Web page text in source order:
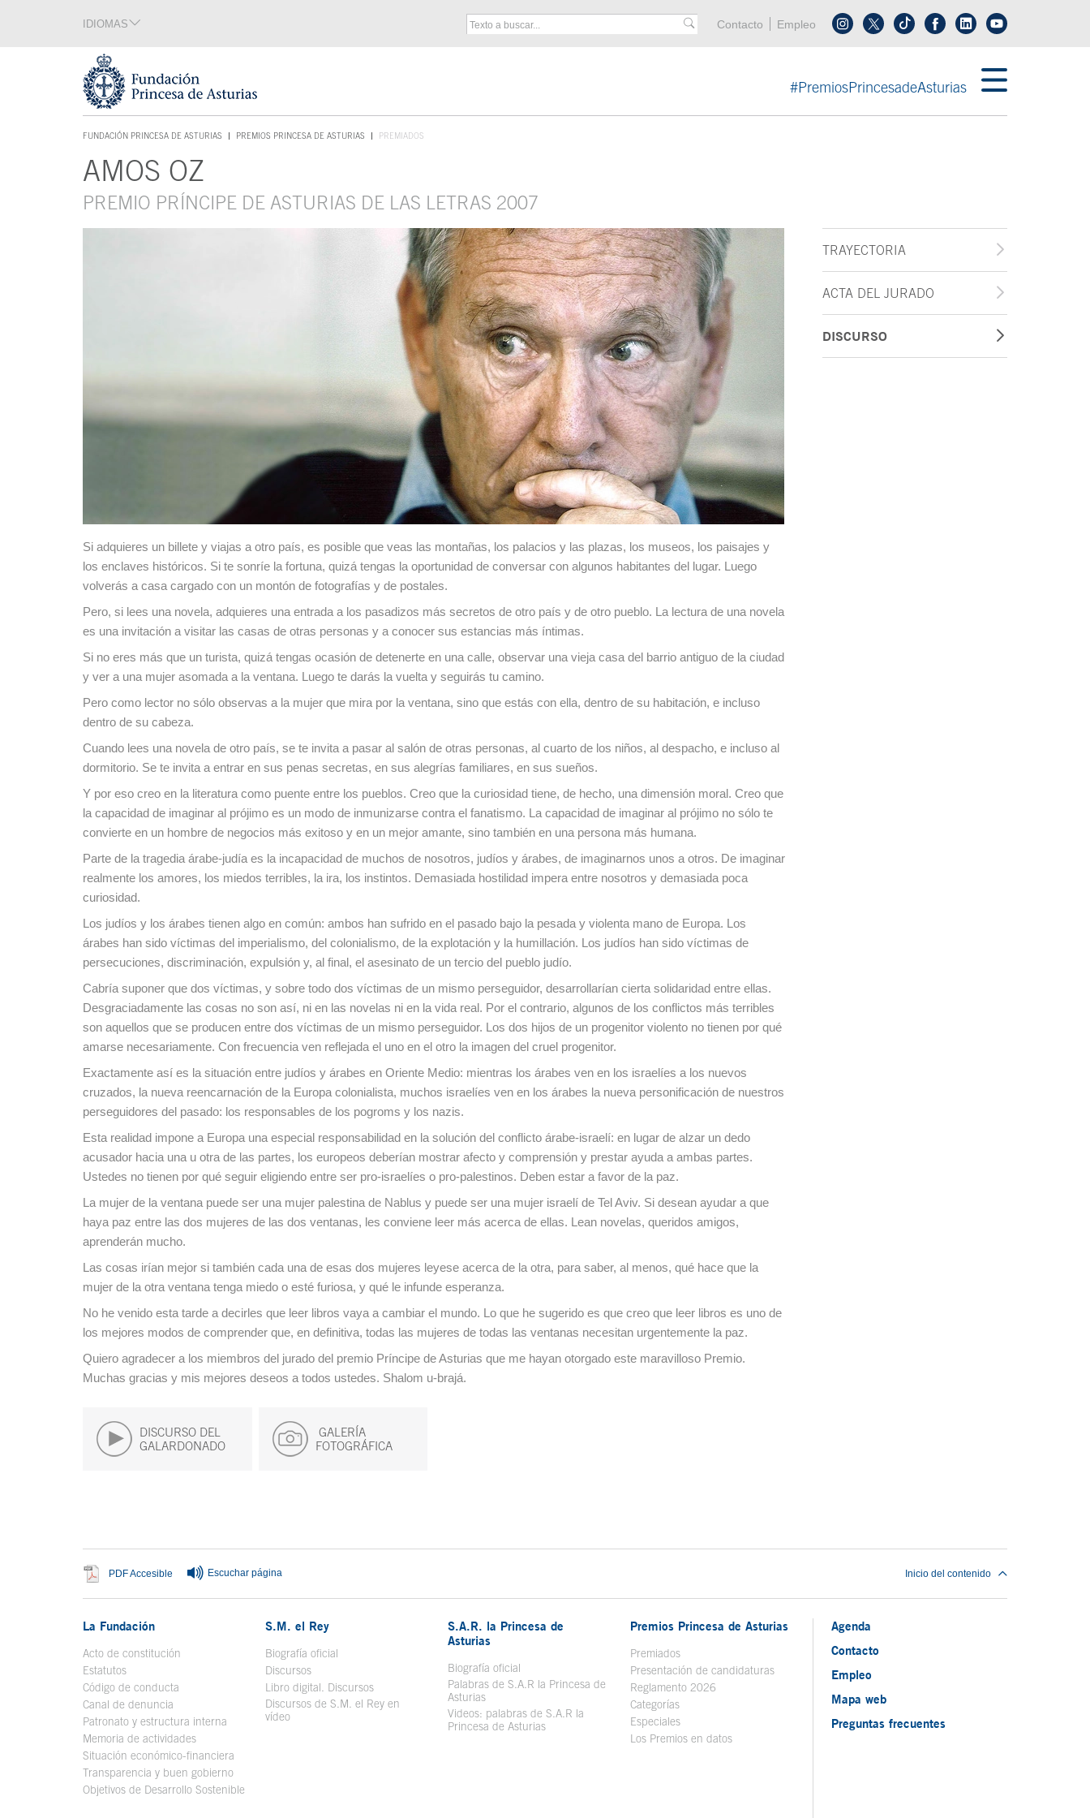
Tecla de acceso 1
IDIOMAS Menú cabecera
Contacto Empleo Síguenos en tiktokSíguenos en linkedin
#PremiosPrincesadeAsturias
FUNDACIÓN PRINCESA DE ASTURIAS
TECLA DE ACCESO 1
PREMIOS PRINCESA DE ASTURIAS PREMIADOS
Contenido principalAMOS OZ
PREMIO PRÍNCIPE DE ASTURIAS DE LAS LETRAS 2007
Si adquieres un billete y viajas a otro país, es posible que veas las montañas, los palacios y las plazas, los museos, los paisajes y
los enclaves históricos. Si te sonríe la fortuna, quizá tengas la oportunidad de conversar con algunos habitantes del lugar. Luego
volverás a casa cargado con un montón de fotografías y de postales.
Pero, si lees una novela, adquieres una entrada a los pasadizos más secretos de otro país y de otro pueblo. La lectura de una novela
es una invitación a visitar las casas de otras personas y a conocer sus estancias más íntimas.
Si no eres más que un turista, quizá tengas ocasión de detenerte en una calle, observar una vieja casa del barrio antiguo de la ciudad
y ver a una mujer asomada a la ventana. Luego te darás la vuelta y seguirás tu camino.
Pero como lector no sólo observas a la mujer que mira por la ventana, sino que estás con ella, dentro de su habitación, e incluso
dentro de su cabeza.
Cuando lees una novela de otro país, se te invita a pasar al salón de otras personas, al cuarto de los niños, al despacho, e incluso al
dormitorio. Se te invita a entrar en sus penas secretas, en sus alegrías familiares, en sus sueños.
Y por eso creo en la literatura como puente entre los pueblos. Creo que la curiosidad tiene, de hecho, una dimensión moral. Creo que
la capacidad de imaginar al prójimo es un modo de inmunizarse contra el fanatismo. La capacidad de imaginar al prójimo no sólo te
convierte en un hombre de negocios más exitoso y en un mejor amante, sino también en una persona más humana.
Parte de la tragedia árabe-judía es la incapacidad de muchos de nosotros, judíos y árabes, de imaginarnos unos a otros. De imaginar
realmente los amores, los miedos terribles, la ira, los instintos. Demasiada hostilidad impera entre nosotros y demasiada poca
curiosidad.
Los judíos y los árabes tienen algo en común: ambos han sufrido en el pasado bajo la pesada y violenta mano de Europa. Los
árabes han sido víctimas del imperialismo, del colonialismo, de la explotación y la humillación. Los judíos han sido víctimas de
persecuciones, discriminación, expulsión y, al final, el asesinato de un tercio del pueblo judío.
Cabría suponer que dos víctimas, y sobre todo dos víctimas de un mismo perseguidor, desarrollarían cierta solidaridad entre ellas.
Desgraciadamente las cosas no son así, ni en las novelas ni en la vida real. Por el contrario, algunos de los conflictos más terribles
son aquellos que se producen entre dos víctimas de un mismo perseguidor. Los dos hijos de un progenitor violento no tienen por qué
amarse necesariamente. Con frecuencia ven reflejada el uno en el otro la imagen del cruel progenitor.
Exactamente así es la situación entre judíos y árabes en Oriente Medio: mientras los árabes ven en los israelíes a los nuevos
cruzados, la nueva reencarnación de la Europa colonialista, muchos israelíes ven en los árabes la nueva personificación de nuestros
perseguidores del pasado: los responsables de los pogroms y los nazis.
Esta realidad impone a Europa una especial responsabilidad en la solución del conflicto árabe-israelí: en lugar de alzar un dedo
acusador hacia una u otra de las partes, los europeos deberían mostrar afecto y comprensión y prestar ayuda a ambas partes.
Ustedes no tienen por qué seguir eligiendo entre ser pro-israelíes o pro-palestinos. Deben estar a favor de la paz.
La mujer de la ventana puede ser una mujer palestina de Nablus y puede ser una mujer israelí de Tel Aviv. Si desean ayudar a que
haya paz entre las dos mujeres de las dos ventanas, les conviene leer más acerca de ellas. Lean novelas, queridos amigos,
aprenderán mucho.
Las cosas irían mejor si también cada una de esas dos mujeres leyese acerca de la otra, para saber, al menos, qué hace que la
mujer de la otra ventana tenga miedo o esté furiosa, y qué le infunde esperanza.
No he venido esta tarde a decirles que leer libros vaya a cambiar el mundo. Lo que he sugerido es que creo que leer libros es uno de
los mejores modos de comprender que, en definitiva, todas las mujeres de todas las ventanas necesitan urgentemente la paz.
Quiero agradecer a los miembros del jurado del premio Príncipe de Asturias que me hayan otorgado este maravilloso Premio.
Muchas gracias y mis mejores deseos a todos ustedes. Shalom u-brajá.
DISCURSO DEL
GALARDONADO
GALERÍA
FOTOGRÁFICA
TRAYECTORIA
ACTA DEL JURADO
DISCURSO
PDF Accesible Se abre en ventana nueva
Escuchar página Inicio del contenido
La Fundación
Acto de constitución
Estatutos
Código de conducta
Canal de denuncia
Patronato y estructura interna
Memoria de actividades
Situación económico-financiera
Transparencia y buen gobierno
Objetivos de Desarrollo Sostenible
S.M. el Rey
Biografía oficial
Discursos
Libro digital. DiscursosSe abre en ventana nueva
Discursos de S.M. el Rey en
vídeoSe abre en ventana nueva
S.A.R. la Princesa de
Asturias
Biografía oficial Se abre en ventana nueva
Palabras de S.A.R la Princesa de
Asturias
Videos: palabras de S.A.R la
Princesa de Asturias
Premios Princesa de Asturias
Premiados
Presentación de candidaturas
Reglamento 2026
Categorías
Especiales
Los Premios en datos
Agenda
Contacto
Empleo
Mapa web
Preguntas frecuentes